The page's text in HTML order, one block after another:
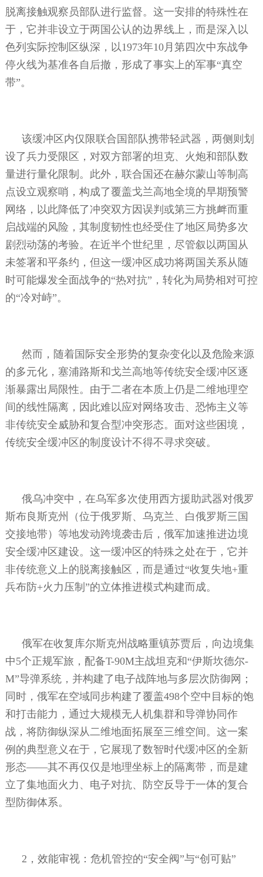
脱离接触观察员部队进行监督。这一安排的特殊性在
于，它并非设立于两国公认的边界线上，而是深入以
色列实际控制区纵深，以 1973年10月第四次中东战争
停火线为基准各自后撤，形成了事实上的军事“真空
带”。
该缓冲区内仅限联合国部队携带轻武器，两侧则划
设了兵力受限区，对双方部署的坦克、火炮和部队数
量进行量化限制。此外，联合国还在赫尔蒙山等制高
点设立观察哨，构成了覆盖戈兰高地全境的早期预警
网络，以此降低了冲突双方因误判或第三方挑衅而重
启战端的风险，其制度韧性也经受住了地区局势多次
剧烈动荡的考验。在近半个世纪里，尽管叙以两国从
未签署和平条约，但这一缓冲区成功将两国关系从随
时可能爆发全面战争的“热对抗”，转化为局势相对可控
的“冷对峙”。
然而，随着国际安全形势的复杂变化以及危险来源
的多元化，塞浦路斯和戈兰高地等传统安全缓冲区逐
渐暴露出局限性。由于二者在本质上仍是二维地理空
间的线性隔离，因此难以应对网络攻击、恐怖主义等
非传统安全威胁和复合型冲突形态。面对这些困境，
传统安全缓冲区的制度设计不得不寻求突破。
俄乌冲突中，在乌军多次使用西方援助武器对俄罗
斯布良斯克州（位于俄罗斯、乌克兰、白俄罗斯三国
交接地带）等地发动跨境袭击后，俄军加速推进边境
安全缓冲区建设。这一缓冲区的特殊之处在于，它并
非传统意义上的脱离接触区，而是通过“收复失地+重
兵布防+火力压制”的立体推进模式构建而成。
俄军在收复库尔斯克州战略重镇苏贾后，向边境集
中5个正规军旅，配备T-90M主战坦克和“伊斯坎德尔-
M”导弹系统，并构建了电子战阵地与多层次防御网；
同时，俄军在空域同步构建了覆盖498个空中目标的饱
和打击能力，通过大规模无人机集群和导弹协同作
战，将防御纵深从二维地面拓展至三维空间。这一案
例的典型意义在于，它展现了数智时代缓冲区的全新
形态——其不再仅仅是地理坐标上的隔离带，而是建
立了集地面火力、电子对抗、防空反导于一体的复合
型防御体系。
2 ，效能审视：危机管控的“安全阀”与“创可贴”